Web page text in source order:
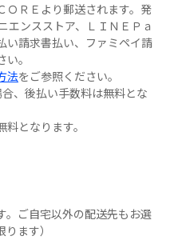
ＯＲＥより郵送されます。発
エンスストア、ＬＩＮＥＰａ
い請求書払い、ファミペイ請
。
法をご参照ください。
、後払い手数料は無料とな
となります。
。ご自宅以外の配送先もお選
ます）